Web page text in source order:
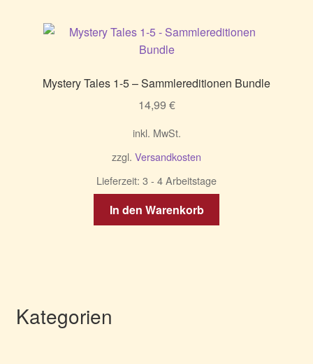
Mystery Tales 1-5 – Sammlereditionen Bundle
14,99 €
inkl. MwSt.
zzgl. Versandkosten
Lieferzeit: 3 - 4 Arbeitstage
In den Warenkorb
Kategorien